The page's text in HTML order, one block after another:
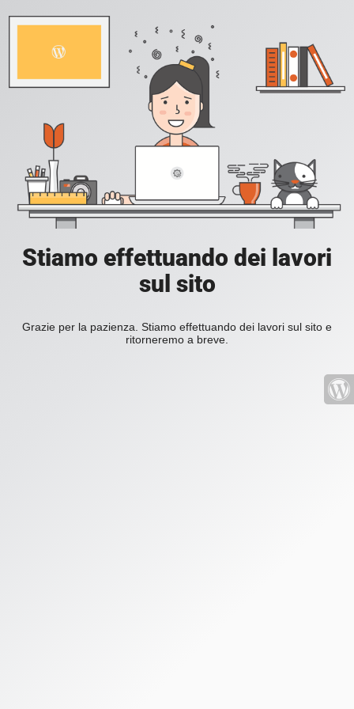
Stiamo effettuando dei lavori
sul sito
Grazie per la pazienza. Stiamo effettuando dei lavori sul sito e
ritorneremo a breve.